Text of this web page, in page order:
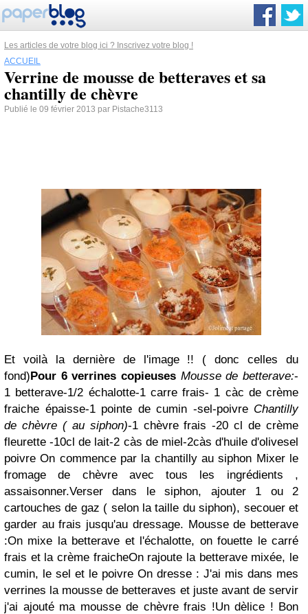
Les articles de votre blog ici ? Inscrivez votre blog !
ACCUEIL
Verrine de mousse de betteraves et sa
chantilly de chèvre
Publié le 09 février 2013 par Pistache3113
Et voilà la dernière de l'image !! ( donc celles du
fond)Pour 6 verrines copieuses Mousse de betterave:-
1 betterave-1/2 échalotte-1 carre frais- 1 càc de crème
fraiche épaisse-1 pointe de cumin -sel-poivre Chantilly
de chèvre ( au siphon)-1 chèvre frais -20 cl de crème
fleurette -10cl de lait-2 càs de miel-2càs d'huile d'olivesel
poivre On commence par la chantilly au siphon Mixer le
fromage de chèvre avec tous les ingrédients ,
assaisonner.Verser dans le siphon, ajouter 1 ou 2
cartouches de gaz ( selon la taille du siphon), secouer et
garder au frais jusqu'au dressage. Mousse de betterave
:On mixe la betterave et l'échalotte, on fouette le carré
frais et la crème fraicheOn rajoute la betterave mixée, le
cumin, le sel et le poivre On dresse : J'ai mis dans mes
verrines la mousse de betteraves et juste avant de servir
j'ai ajouté ma mousse de chèvre frais !Un dèlice ! Bon